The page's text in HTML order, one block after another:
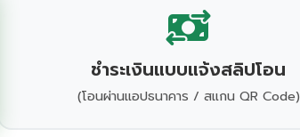
ชำระเงินแบบแจ้งสลิปโอน
(โอนผ่านแอปธนาคาร / สแกน QR Code)